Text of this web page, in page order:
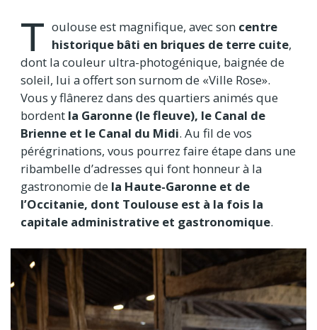
T oulouse est magnifique, avec son centre
historique bâti en briques de terre cuite,
dont la couleur ultra-photogénique, baignée de
soleil, lui a offert son surnom de «Ville Rose».
Vous y flânerez dans des quartiers animés que
bordent la Garonne (le fleuve), le Canal de
Brienne et le Canal du Midi. Au fil de vos
pérégrinations, vous pourrez faire étape dans une
ribambelle d’adresses qui font honneur à la
gastronomie de la Haute-Garonne et de
l’Occitanie, dont Toulouse est à la fois la
capitale administrative et gastronomique.